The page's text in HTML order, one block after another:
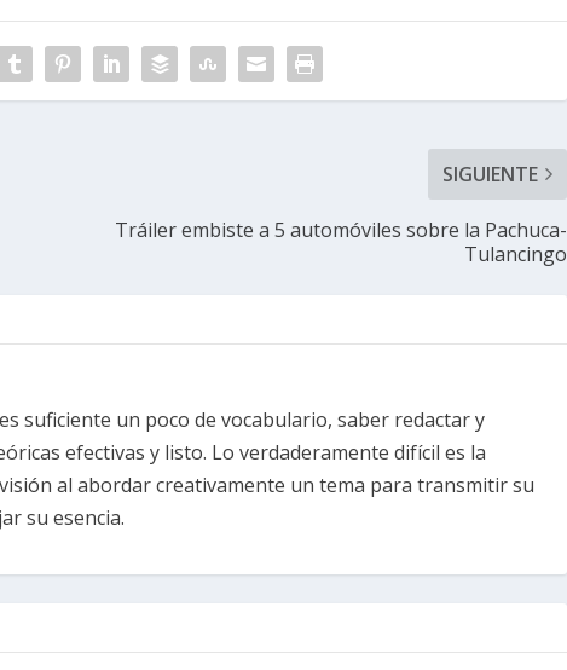
SIGUIENTE
Tráiler embiste a 5 automóviles sobre la Pachuca-
Tulancingo
suficiente un poco de vocabulario, saber redactar y
efectivas y listo. Lo verdaderamente difícil es la
al abordar creativamente un tema para transmitir su
su esencia.